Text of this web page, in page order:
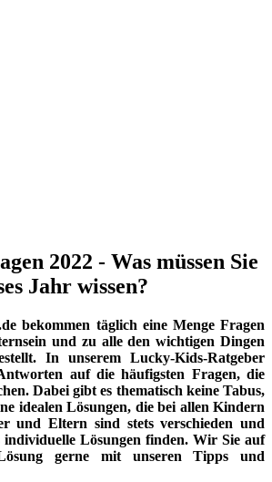
2022 - Was müssen Sie
Jahr wissen?
bekommen täglich eine Menge Fragen
und zu alle den wichtigen Dingen
In unserem Lucky-Kids-Ratgeber
auf die häufigsten Fragen, die
Dabei gibt es thematisch keine Tabus,
idealen Lösungen, die bei allen Kindern
und Eltern sind stets verschieden und
individuelle Lösungen finden. Wir Sie auf
gerne mit unseren Tipps und